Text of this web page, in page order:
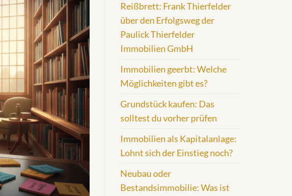
Reißbrett: Frank Thierfelder
über den Erfolgsweg der
Paulick Thierfelder
Immobilien GmbH
Immobilien geerbt: Welche
Möglichkeiten gibt es?
Grundstück kaufen: Das
solltest du vorher prüfen
Immobilien als Kapitalanlage:
Lohnt sich der Einstieg noch?
Neubau oder
Bestandsimmobilie: Was ist